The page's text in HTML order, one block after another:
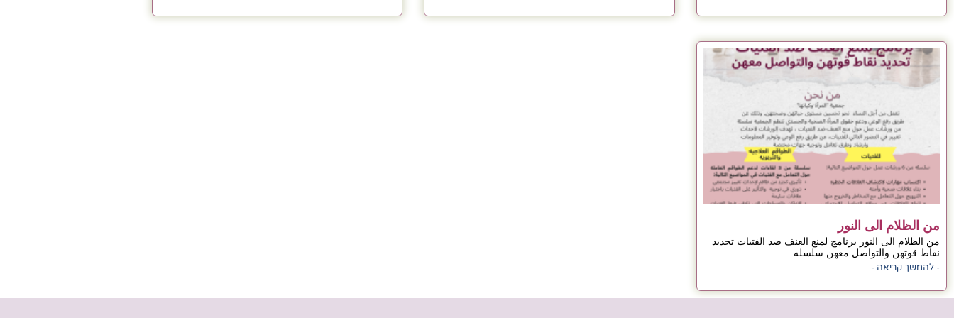
من الظلام الى النور
من الظلام الى النور برنامج لمنع العنف ضد الفتيات تحديد
نقاط قوتهن والتواصل معهن سلسله
- להמשך קריאה -